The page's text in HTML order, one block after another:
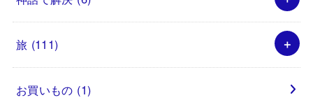
旅 (111)
お買いもの (1)